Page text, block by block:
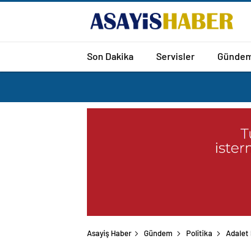
Son Dakika Servisler
Asayiş Haber Gündem Politika Adalet